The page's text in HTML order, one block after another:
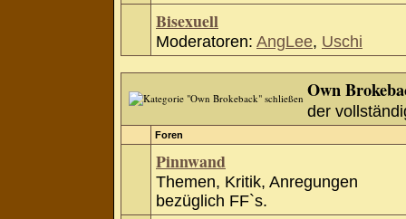
Bisexuell
Moderatoren: AngLee, Uschi
Own
der
Foren
Pinnwand
Themen, Kritik, Anregungen
bezüglich FF`s.